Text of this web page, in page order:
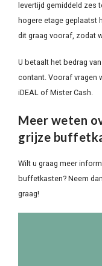
levertijd gemiddeld zes
hogere etage geplaatst
dit graag vooraf, zodat
U betaalt het bedrag
contant. Vooraf vragen
iDEAL of Mister Cash.
Meer weten
grijze
Wilt u graag meer
buffetkasten? Neem
graag!